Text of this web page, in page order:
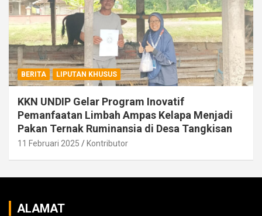
BERITA LIPUTAN KHUSUS
KKN UNDIP Gelar Program Inovatif
Pemanfaatan Limbah Ampas Kelapa Menjadi
Pakan Ternak Ruminansia di Desa Tangkisan
11 Februari 2025 Kontributor
ALAMAT